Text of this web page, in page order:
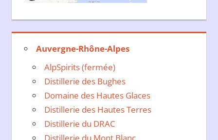
Auvergne-Rhône-Alpes
AlpSpirits (fermée)
Distillerie des Bughes
Domaine des Hautes Glaces
Distillerie des Hautes Terres
Distillerie du DRAC
Distillerie du Mont Blanc